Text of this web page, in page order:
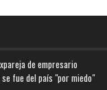
de empresario
fue del país "por miedo"